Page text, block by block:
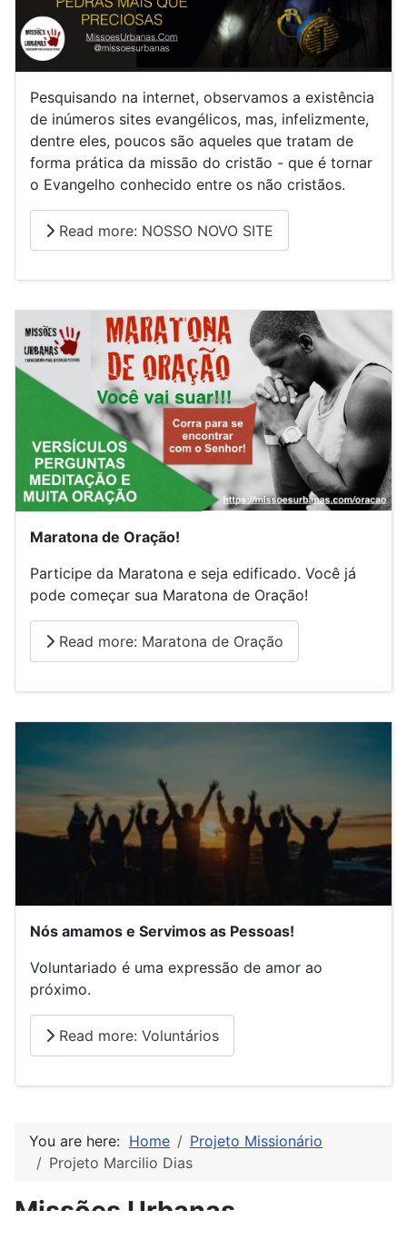
Pesquisando na internet, observamos a existência
de inúmeros sites evangélicos, mas, infelizmente,
dentre eles, poucos são aqueles que tratam de
forma prática da missão do cristão - que é tornar
o Evangelho conhecido entre os não cristãos.
Read more: NOSSO NOVO SITE
Maratona de Oração!
Participe da Maratona e seja edificado. Você já
pode começar sua Maratona de Oração!
Read more: Maratona de Oração
Nós amamos e Servimos as Pessoas!
Voluntariado é uma expressão de amor ao
próximo.
Read more: Voluntários
You are here: Home
Projeto Missionário
Projeto Marcilio Dias
Missões Urbanas